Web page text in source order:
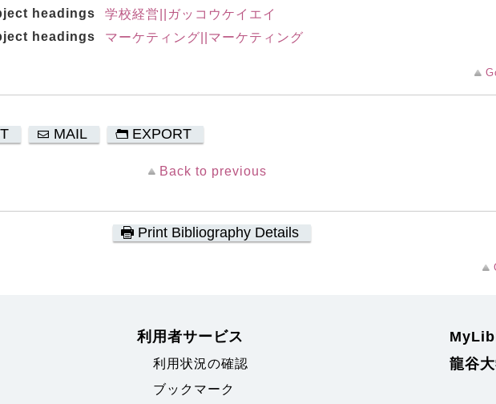
headings
学校経営||ガッコウケイエイ
headings
マーケティング||マーケティング
MAIL EXPORT
Back to previous
Print Bibliography Details
利用者サービス
利用状況の確認
ブックマーク
龍谷